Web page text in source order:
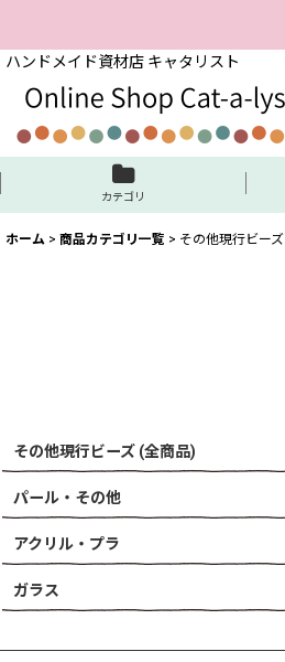
ハンドメイド資材店 キャタリスト
カテゴリ
ホーム > 商品カテゴリ一覧 > その他現行ビーズ
その他現行ビーズ (全商品)
パール・その他
アクリル・プラ
ガラス